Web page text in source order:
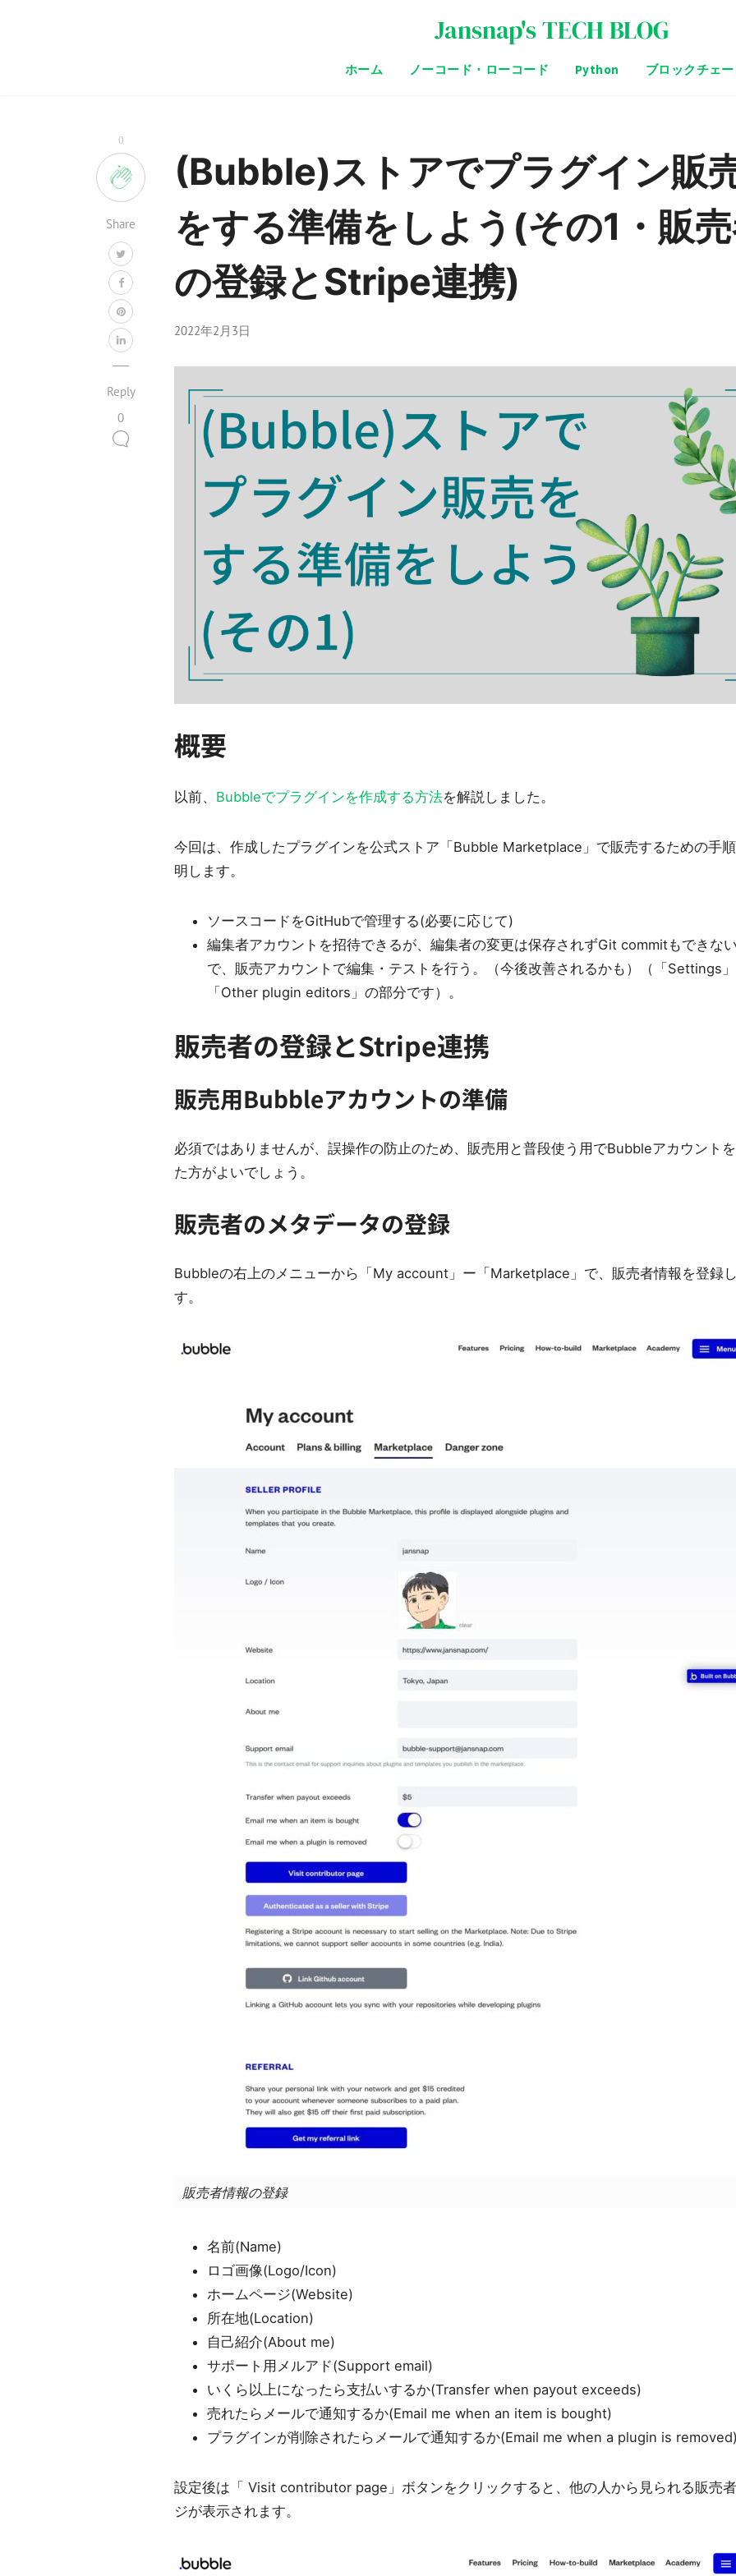
Jansnap's TECH BLOG
ホーム ノーコード・ローコード Python ブロックチェ
0
Share
Reply
0
(Bubble)ストアでプラグイン販
をする準備をしよう(その1・販
の登録とStripe連携)
2022年2月3日
概要
以前、 Bubbleでプラグインを作成する方法を解説しました。
今回は、作成したプラグインを公式ストア「Bubble Marketplace」で販売するための手
明します。
ソースコードをGitHubで管理する(必要に応じて)
編集者アカウントを招待できるが、編集者の変更は保存されずGit commitもできな
で、販売アカウントで編集・テストを行う。（今後改善されるかも）（「Settings
「Other plugin editors」の部分です）。
販売者の登録とStripe連携
販売用Bubbleアカウントの準備
必須ではありませんが、誤操作の防止のため、販売用と普段使う用でBubbleアカウント
た方がよいでしょう。
販売者のメタデータの登録
Bubbleの右上のメニューから「My account」ー「Marketplace」で、販売者情報を登録
す。
販売者情報の登録
名前(Name)
ロゴ画像(Logo/Icon)
ホームページ(Website)
所在地(Location)
自己紹介(About me)
サポート用メルアド(Support email)
いくら以上になったら支払いするか(Transfer when payout exceeds)
売れたらメールで通知するか(Email me when an item is bought)
プラグインが削除されたらメールで通知するか(Email me when a plugin is removed)
設定後は「 Visit contributor page」ボタンをクリックすると、他の人から見られる販売
ジが表示されます。